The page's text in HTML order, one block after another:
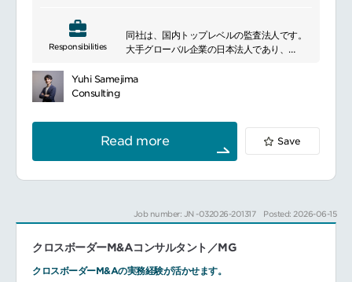
戦略的合理性とシナジーを理解するために、
潜在的なターゲット企業へのアプローチ
ネスケースとモデリングの作成
意思決定に関するコミュニケーションの支援
各管理部門と外部アドバイザーと協力し、デ
ューデリジェンスプロセスの管理と実行
買収及び出資後のモニタリングプロセスの設
※出張：有／1週間未満（3~4日）／頻度は案
and risk assessment. We also provide
non-audit services such as accounting
consulting. We provide professional
companies and organizations and to
assess business risks.
Responsibilities
同社は、国内トップレベルの監査法人です。
大手グローバル企業の日本法人であり、
供しています。
より良い社会の構築のために貢献できる人材
を求めています。
━━━━━━━━━━━━━━━
今回は、「人」に関わる社会課題を扱うグル
官公庁・自治体・企業・業界団体などを対象
けた伴走支援を行います。
的好奇心をもって考え抜き、実行まで粘り強
Yuhi Samejima
Consulting
Read more Save
Job number: JN -032026-201317 Posted: 2026-06-15
クロスボーダーM&Aコンサルタント／MG
クロスボーダーM&Aの実務経験が活かせます。